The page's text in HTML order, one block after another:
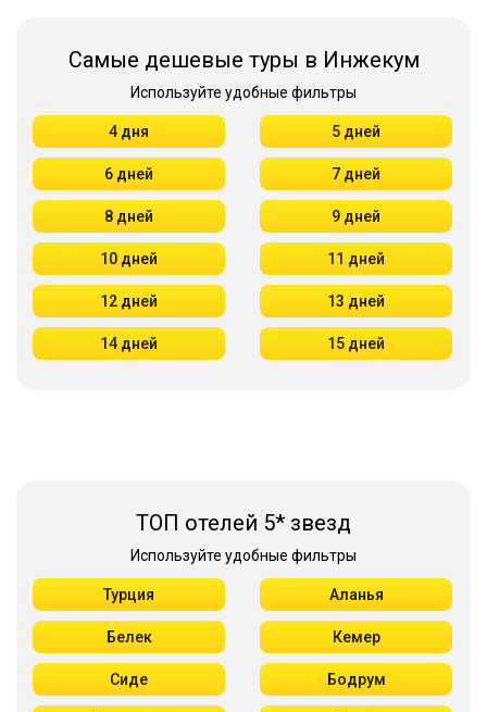
Самые дешевые туры в Инжекум
Используйте удобные фильтры
4 дня 5 дней
6 дней 7 дней
8 дней 9 дней
10 дней 11 дней
12 дней 13 дней
14 дней 15 дней
ТОП отелей 5* звезд
Используйте удобные фильтры
Турция Аланья
Белек Кемер
Сиде Бодрум